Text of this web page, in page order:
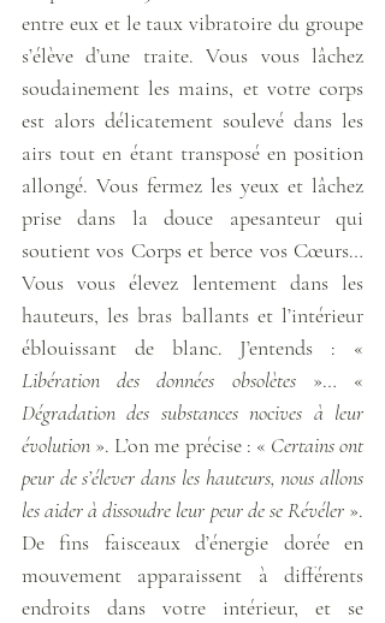
entre eux et le taux vibratoire du groupe
s’élève d’une traite. Vous vous lâchez
soudainement les mains, et votre corps
est alors délicatement soulevé dans les
airs tout en étant transposé en position
allongé. Vous fermez les yeux et lâchez
prise dans la douce apesanteur qui
soutient vos Corps et berce vos Cœurs…
Vous vous élevez lentement dans les
hauteurs, les bras ballants et l’intérieur
Libération des données obsolètes
Dégradation des substances nocives à leur
évolution ». L’on me précise : « Certains ont
peur de s’élever dans les hauteurs, nous allons
les aider à dissoudre leur peur de se Révéler ».
De fins faisceaux d’énergie dorée en
mouvement apparaissent à différents
endroits dans votre intérieur, et se